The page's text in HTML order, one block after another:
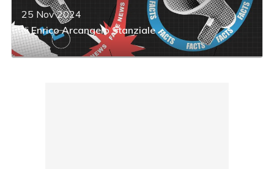
25 Nov 2024
diEnrico Arcangelo Stanziale